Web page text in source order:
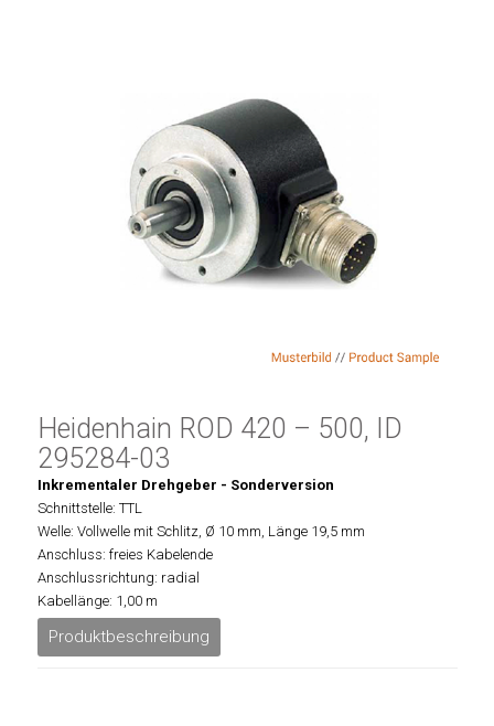
Heidenhain ROD 420 – 500, ID
295284-03
Inkrementaler Drehgeber - Sonderversion
Schnittstelle: TTL
Welle: Vollwelle mit Schlitz, Ø 10 mm, Länge 19,5 mm
Anschluss: freies Kabelende
Anschlussrichtung: radial
Kabellänge: 1,00 m
Produktbeschreibung